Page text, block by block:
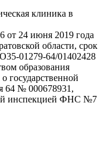
клиника в
от 24 июня 2019 года
области, срок
01279-64/01402428
образования
государственной
64 № 000678931,
инспекцией ФНС №7